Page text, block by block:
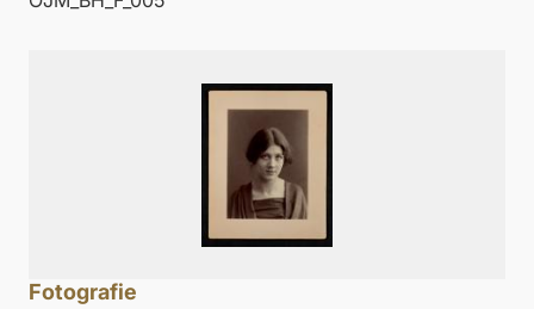
Fotografie